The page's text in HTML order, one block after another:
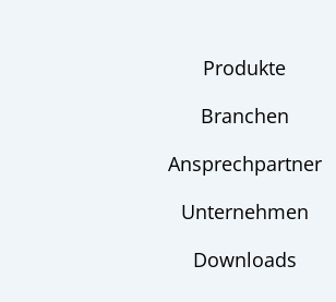
Produkte
Branchen
Ansprechpartner
Unternehmen
Downloads